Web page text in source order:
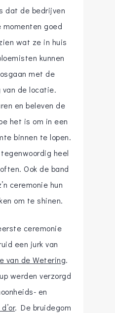
dat de bedrijven
goed
wat ze in huis
kunnen
met de
van de locatie.
en beleven de
het is om in een
binnen te lopen.
heel
Ook de band
ceremonie hun
om te shinen.
ceremonie
een jurk van
van de Wetering.
werden verzorgd
en
. De bruidegom